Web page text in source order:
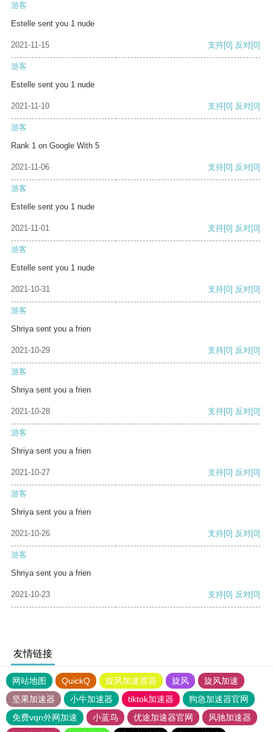
游客
Estelle sent you 1 nude
2021-11-15 支持[0] 反对[0]
游客
Estelle sent you 1 nude
2021-11-10 支持[0] 反对[0]
游客
Rank 1 on Google With 5
2021-11-06 支持[0] 反对[0]
游客
Estelle sent you 1 nude
2021-11-01 支持[0] 反对[0]
游客
Estelle sent you 1 nude
2021-10-31 支持[0] 反对[0]
游客
Shriya sent you a frien
2021-10-29 支持[0] 反对[0]
游客
Shriya sent you a frien
2021-10-28 支持[0] 反对[0]
游客
Shriya sent you a frien
2021-10-27 支持[0] 反对[0]
游客
Shriya sent you a frien
2021-10-26 支持[0] 反对[0]
游客
Shriya sent you a frien
2021-10-23 支持[0] 反对[0]
友情链接
网站地图 QuickQ 旋风加速度器 旋风
旋风加速
坚果加速器
小牛加速器 tiktok加速器
狗急加速器官网
免费vqn外网加速
小蓝鸟 优途加速器官网
风驰加速器